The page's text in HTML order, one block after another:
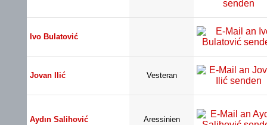
Ivo Bulatović
Jovan Ilić Vesteran
Aydın Salihović Aressinien